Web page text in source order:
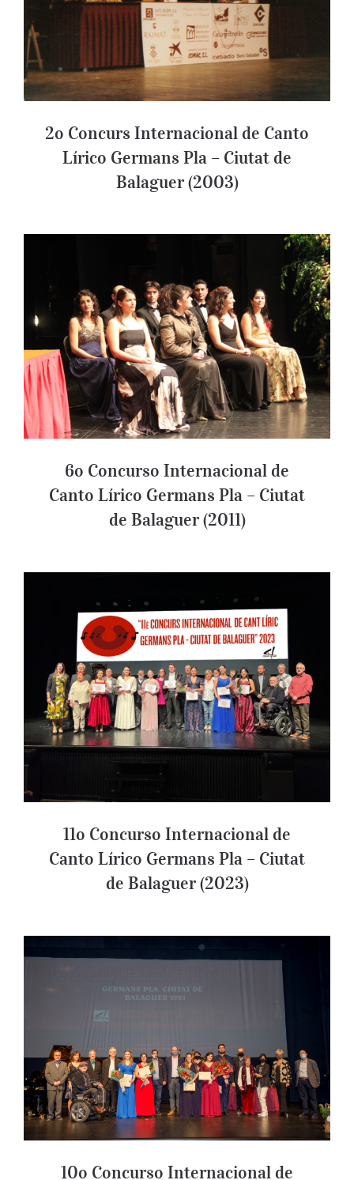
Germans Pla – Ciutat de Balaguer (2003)
2o Concurs Internacional de Canto
Lírico Germans Pla – Ciutat de
Balaguer (2003)
6o Concurso Internacional de Canto
Lírico Germans Pla – Ciutat de Balaguer
(2011)
6o Concurso Internacional de
Canto Lírico Germans Pla – Ciutat
de Balaguer (2011)
11o Concurso Internacional de Canto
Lírico Germans Pla – Ciutat de Balaguer
(2023)
11o Concurso Internacional de
Canto Lírico Germans Pla – Ciutat
de Balaguer (2023)
10o Concurso Internacional de Canto
Lírico Germans Pla – Ciutat de Balaguer
(2021)
10o Concurso Internacional de